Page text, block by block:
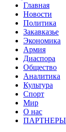
Главная
Новости
Политика
Закавказье
Экономика
Армия
Диаспора
Общество
Аналитика
Культура
Спорт
Мир
О нас
ПАРТНЕРЫ